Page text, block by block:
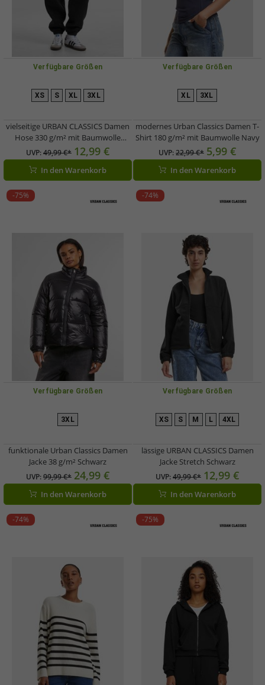
Verfügbare Größen
XS S XL 3XL
vielseitige URBAN CLASSICS Damen
Hose 330 g/m² mit Baumwolle
Schwarz
UVP:49,99 €* 12,99 €
In den Warenkorb
Verfügbare Größen
XL 3XL
modernes Urban Classics Damen T-
Shirt 180 g/m² mit Baumwolle Navy
UVP:22,99 €* 5,99 €
In den Warenkorb
-75%
Verfügbare Größen
3XL
funktionale Urban Classics Damen
Jacke 38 g/m² Schwarz
UVP:99,99 €* 24,99 €
In den Warenkorb
-74%
Verfügbare Größen
XS S M L 4XL
lässige URBAN CLASSICS Damen
Jacke Stretch Schwarz
UVP:49,99 €* 12,99 €
In den Warenkorb
-74% -75%